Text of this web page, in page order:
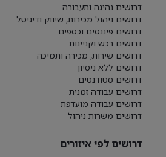
דרושים נהיגה ותעבורה
דרושים ניהול מכירות, שיווק ודיגיטל
דרושים פיננסים וכספים
דרושים רכש וקניינות
דרושים שירות, מכירה ותמיכה
דרושים ללא ניסיון
דרושים סטודנטים
דרושים עבודה זמנית
דרושים עבודה מועדפת
דרושים משרות ניהול
דרושים לפי איזורים